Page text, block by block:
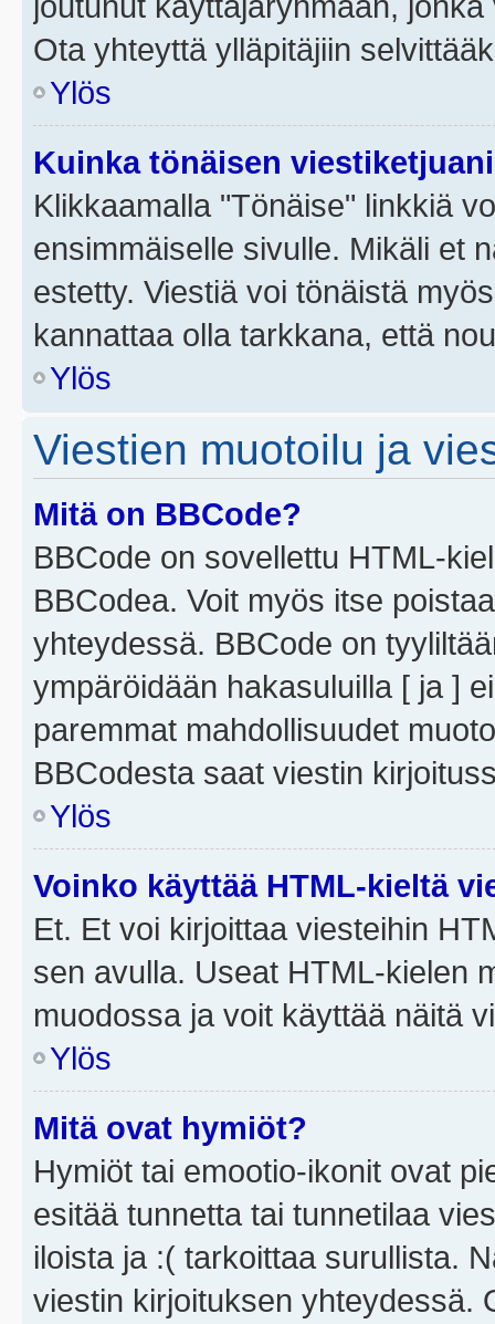
Ota yhteyttä ylläpitäjiin
Ylös
Kuinka tönäisen
Klikkaamalla "Tönäise" linkkiä
ensimmäiselle sivulle. Mikäli et
estetty. Viestiä voi tönäistä
kannattaa olla tarkkana, että
Ylös
Viestien muotoilu ja
Mitä on BBCode?
BBCode on sovellettu HTML-
BBCodea. Voit myös itse
yhteydessä. BBCode on
ympäröidään hakasuluilla [ ja ]
paremmat mahdollisuudet
BBCodesta saat viestin
Ylös
Voinko käyttää HTML-kieltä
Et. Et voi kirjoittaa viesteihin
sen avulla. Useat HTML-kielen
muodossa ja voit käyttää näitä
Ylös
Mitä ovat hymiöt?
Hymiöt tai emootio-ikonit ovat
esitää tunnetta tai tunnetilaa
iloista ja :( tarkoittaa surullista.
viestin kirjoituksen yhteydessä.